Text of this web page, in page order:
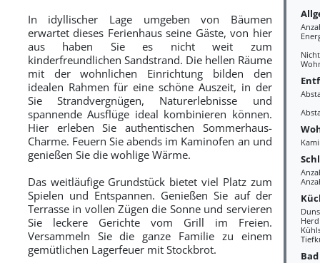
Herd
Bad
In idyllischer Lage umgeben von Bäumen
erwartet dieses Ferienhaus seine Gäste, von hier
aus haben Sie es nicht weit zum
kinderfreundlichen Sandstrand. Die hellen Räume
mit der wohnlichen Einrichtung bilden den
idealen Rahmen für eine schöne Auszeit, in der
Sie Strandvergnügen, Naturerlebnisse und
spannende Ausflüge ideal kombinieren können.
Hier erleben Sie authentischen Sommerhaus-
Charme. Feuern Sie abends im Kaminofen an und
genießen Sie die wohlige Wärme.
Das weitläufige Grundstück bietet viel Platz zum
Spielen und Entspannen. Genießen Sie auf der
Terrasse in vollen Zügen die Sonne und servieren
Sie leckere Gerichte vom Grill im Freien.
Versammeln Sie die ganze Familie zu einem
gemütlichen Lagerfeuer mit Stockbrot.